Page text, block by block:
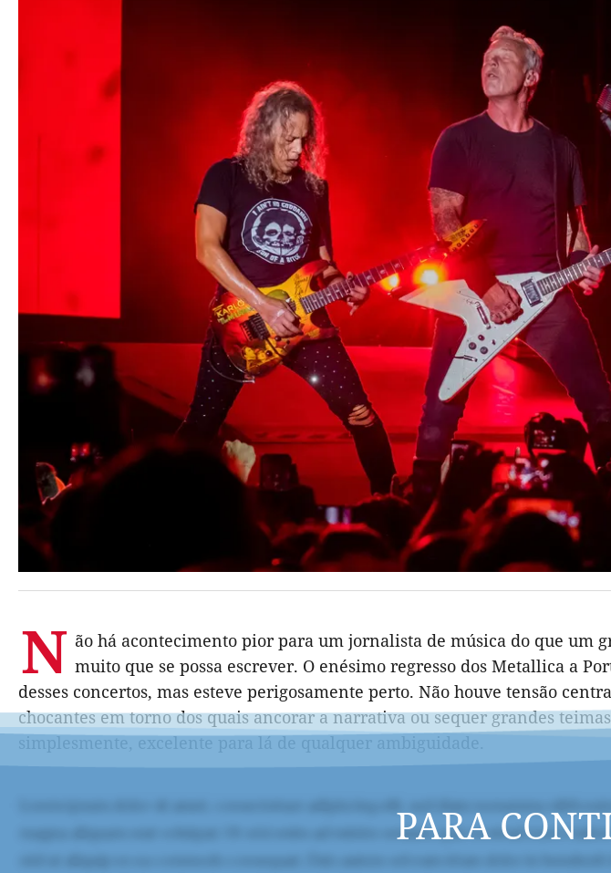
N ão há acontecimento pior para um jornalista de música do que um
muito que se possa escrever. O enésimo regresso dos Metallica a
desses concertos, mas esteve perigosamente perto. Não houve tensão
chocantes em torno dos quais ancorar a narrativa ou sequer grandes
simplesmente, excelente para lá de qualquer ambiguidade.
PARA